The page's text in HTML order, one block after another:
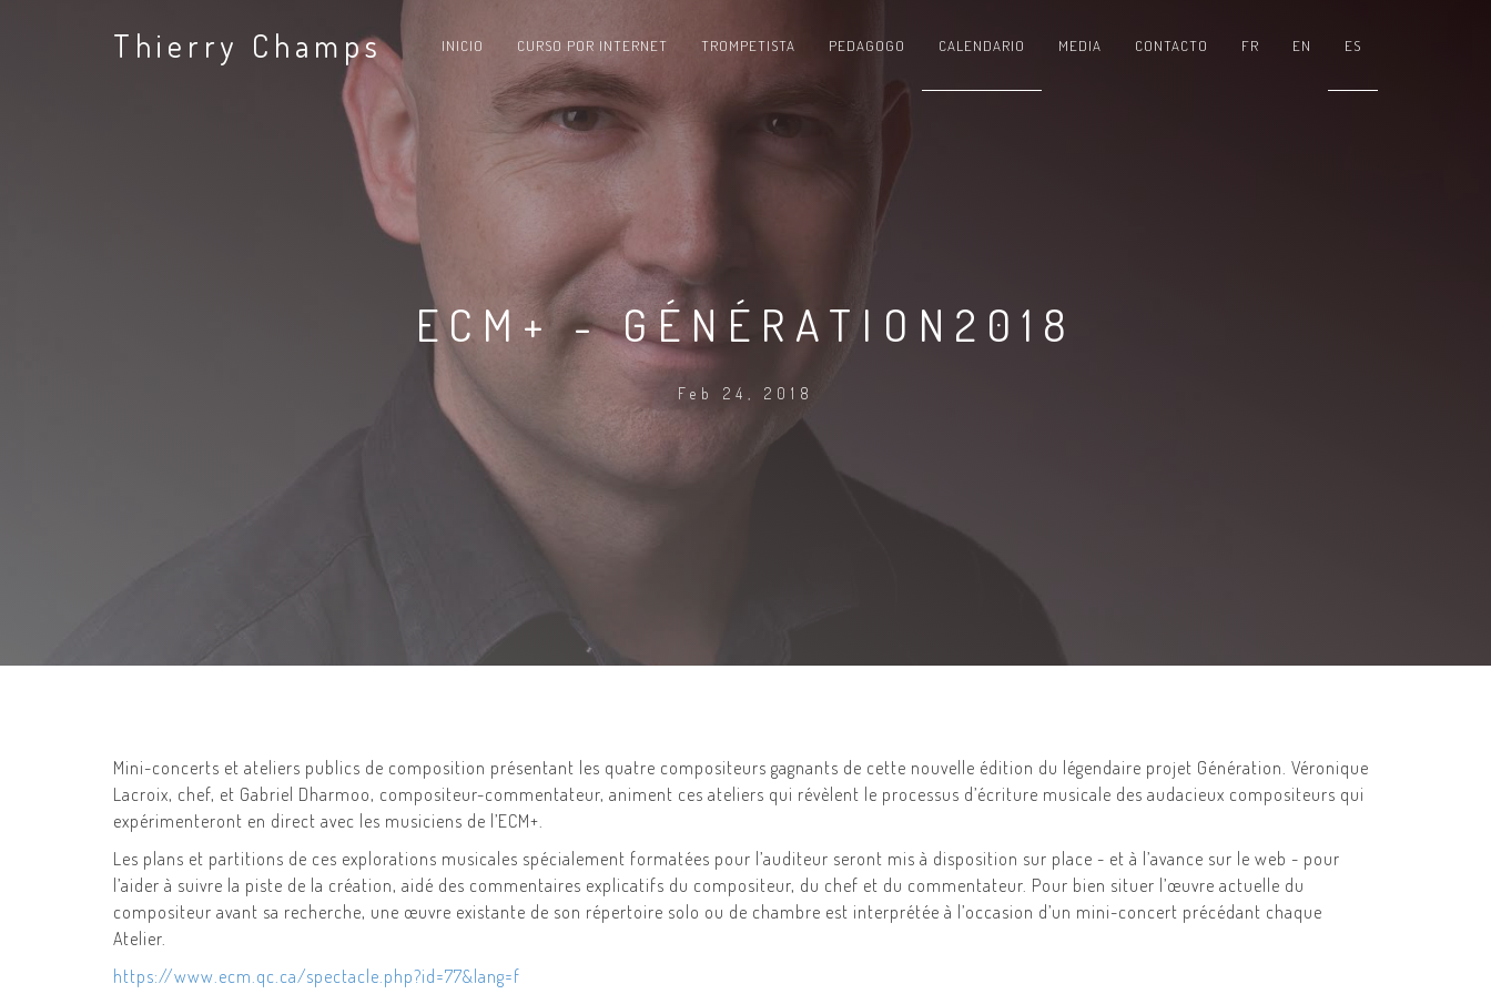
Thierry Champs INICIO CURSO POR INTERNET TROMPETISTA PEDAGOGO CALENDARIO MEDIA CONTACTO FR EN ES
ECM+ - GÉNÉRATION2018
Feb 24, 2018
Mini-concerts et ateliers publics de composition présentant les quatre compositeurs gagnants de cette nouvelle édition du légendaire projet Génération. Véronique
Lacroix, chef, et Gabriel Dharmoo, compositeur-commentateur, animent ces ateliers qui révèlent le processus d’écriture musicale des audacieux compositeurs qui
expérimenteront en direct avec les musiciens de l’ECM+.
Les plans et partitions de ces explorations musicales spécialement formatées pour l’auditeur seront mis à disposition sur place - et à l’avance sur le web - pour
l’aider à suivre la piste de la création, aidé des commentaires explicatifs du compositeur, du chef et du commentateur. Pour bien situer l’œuvre actuelle du
compositeur avant sa recherche, une œuvre existante de son répertoire solo ou de chambre est interprétée à l’occasion d’un mini-concert précédant chaque
Atelier.
https://www.ecm.qc.ca/spectacle.php?id=77&lang=f